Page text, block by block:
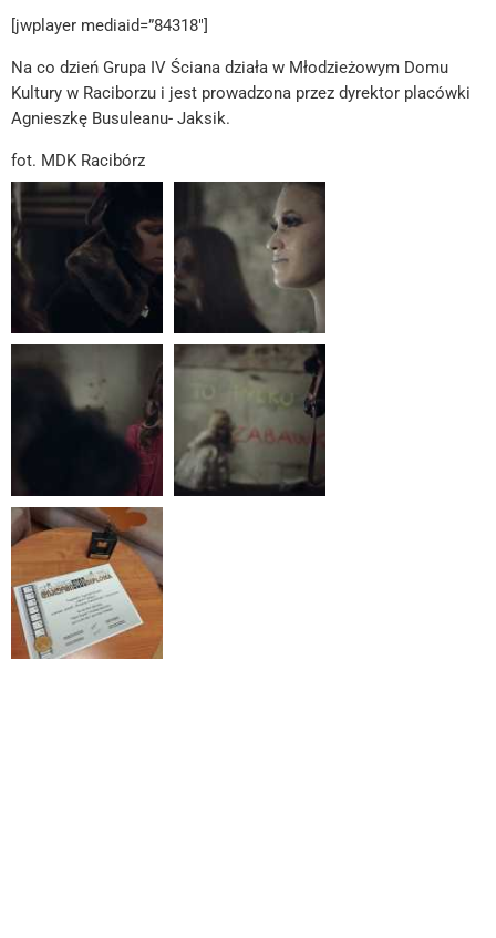
[jwplayer mediaid=”84318″]
Na co dzień Grupa IV Ściana działa w Młodzieżowym Domu
Kultury w Raciborzu i jest prowadzona przez dyrektor placówki
Agnieszkę Busuleanu- Jaksik.
fot. MDK Racibórz